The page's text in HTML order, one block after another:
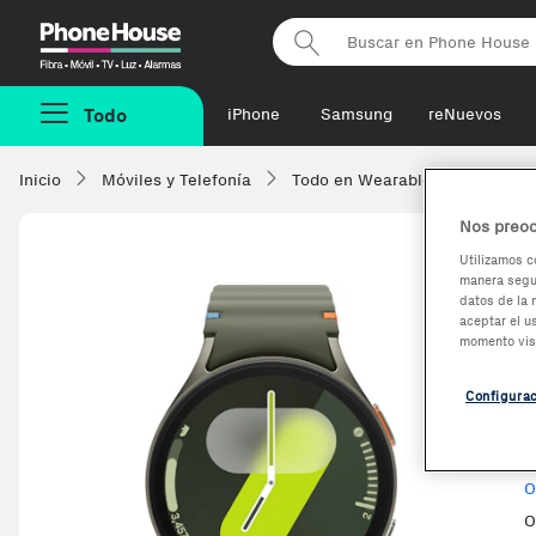
Phonehouse
Todo iPhone Samsung reNuevos
Inicio Móviles y Telefonía Todo en Wearables
-5,66%
Nos
Utilizamos
manera
datos de la
aceptar el
momento